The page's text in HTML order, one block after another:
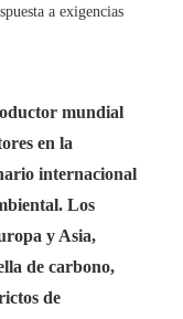
a exigencias
mundial
en la
internacional
Los
y Asia,
de carbono,
de